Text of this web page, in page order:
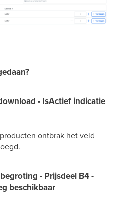
- IsActief indicatie
ontbrak het veld
- Prijsdeel B4 -
beschikbaar